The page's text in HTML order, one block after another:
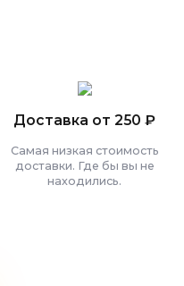
Доставка от 250 ₽
Самая низкая стоимость
доставки. Где бы вы не
находились.